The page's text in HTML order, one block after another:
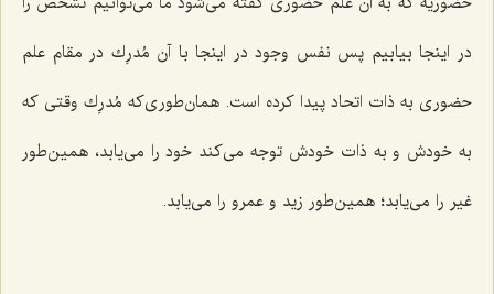
در اینجا بیابیم پس نفس وجود در اینجا با آن مُدرِك در مقام علم
حضوری به ذات اتحاد پیدا کرده است. همان‌طوری‌که مُدرِك وقتی که
به خودش و به ذات‌ خودش توجه می‌کند خود را می‌یابد، همین‌طور
غیر را می‌یابد؛ همین‌طور زید و عمرو را می‌یابد.